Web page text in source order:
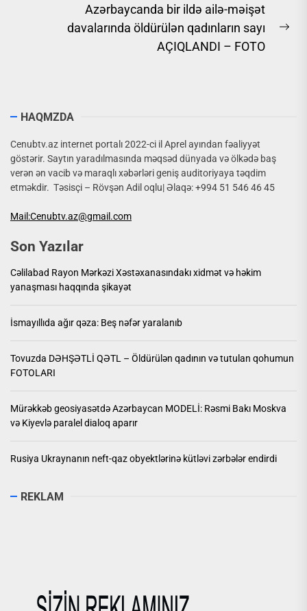
Azərbaycanda bir ildə ailə-məişət
davalarında öldürülən qadınların sayı
AÇIQLANDI – FOTO
HAQMZDA
Cenubtv.az internet portalı 2022-ci il Aprel ayından fəaliyyət
göstərir. Saytın yaradılmasında məqsəd dünyada və ölkədə baş
verən ən vacib və maraqlı xəbərləri geniş auditoriyaya təqdim
etməkdir. Təsisçi – Rövşən Adil oqlu| Əlaqə: +994 51 546 46 45
Mail:Cenubtv.az@gmail.com
Son Yazılar
Cəlilabad Rayon Mərkəzi Xəstəxanasındakı xidmət və həkim
yanaşması haqqında şikayət
İsmayıllıda ağır qəza: Beş nəfər yaralanıb
Tovuzda DƏHŞƏTLİ QƏTL – Öldürülən qadının və tutulan qohumun
FOTOLARI
Mürəkkəb geosiyasətdə Azərbaycan MODELİ: Rəsmi Bakı Moskva
və Kiyevlə paralel dialoq aparır
Rusiya Ukraynanın neft-qaz obyektlərinə kütləvi zərbələr endirdi
REKLAM